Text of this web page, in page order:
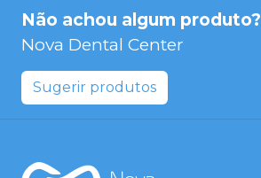
Não achou algum produto?
Nova Dental Center
Sugerir produtos